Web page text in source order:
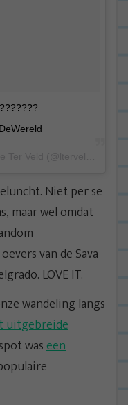
Niet per se
maar wel omdat
van de Sava
LOVE IT.
wandeling langs
uitgebreide
waseen